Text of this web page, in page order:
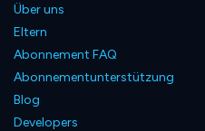
Über uns
Eltern
Abonnement FAQ
Abonnementunterstützung
Blog
Developers